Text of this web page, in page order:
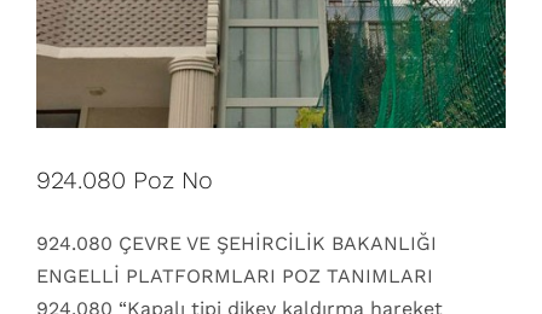
924.080 Poz No
924.080 ÇEVRE VE ŞEHİRCİLİK BAKANLIĞI
ENGELLİ PLATFORMLARI POZ TANIMLARI
924.080 “Kapalı tipi dikey kaldırma hareket